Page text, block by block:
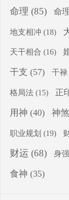
命理 (85) 命
地支相冲 (18)
天干相合 (16)
干支 (57) 干禄
格局法 (15) 正
用神 (40) 神煞
职业规划 (19)
财运 (68) 身强
食神 (35)